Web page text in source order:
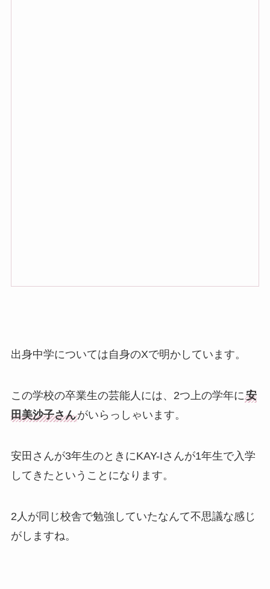
出身中学については自身のXで明かしています。
この学校の卒業生の芸能人には、2つ上の学年に安
田美沙子さんがいらっしゃいます。
安田さんが3年生のときにKAY-Iさんが1年生で入学
してきたということになります。
2人が同じ校舎で勉強していたなんて不思議な感じ
がしますね。